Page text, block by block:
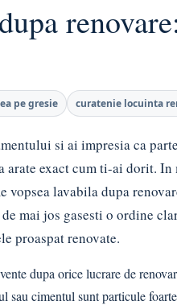
pe gresie curatenie locuinta
si ai impresia ca
arate exact cum ti-ai dorit.
vopsea lavabila dupa
mai jos gasesti o ordine
proaspat renovate.
dupa orice lucrare de
cimentul sunt particule